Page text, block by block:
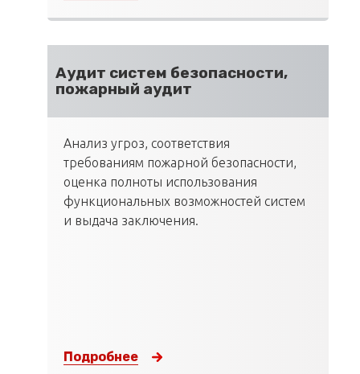
Аудит систем безопасности,
пожарный аудит
Анализ угроз, соответствия
требованиям пожарной безопасности,
оценка полноты использования
функциональных возможностей систем
и выдача заключения.
Подробнее